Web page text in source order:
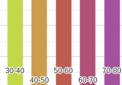
30-40
30-40
40-50
40-50
50-60
50-60
60-70
60-70
70-80
70-80